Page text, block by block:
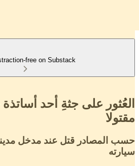
free on Substack
العُثور على جثةِ أحد
مقتولا
حسب المصادر قتل عند مدخل
سيارته